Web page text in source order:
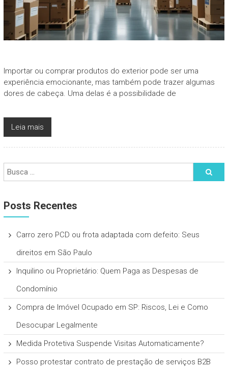
Importar ou comprar produtos do exterior pode ser uma
experiência emocionante, mas também pode trazer algumas
dores de cabeça. Uma delas é a possibilidade de
Leia mais
Posts Recentes
Carro zero PCD ou frota adaptada com defeito: Seus
direitos em São Paulo
Inquilino ou Proprietário: Quem Paga as Despesas de
Condomínio
Compra de Imóvel Ocupado em SP: Riscos, Lei e Como
Desocupar Legalmente
Medida Protetiva Suspende Visitas Automaticamente?
Posso protestar contrato de prestação de serviços B2B